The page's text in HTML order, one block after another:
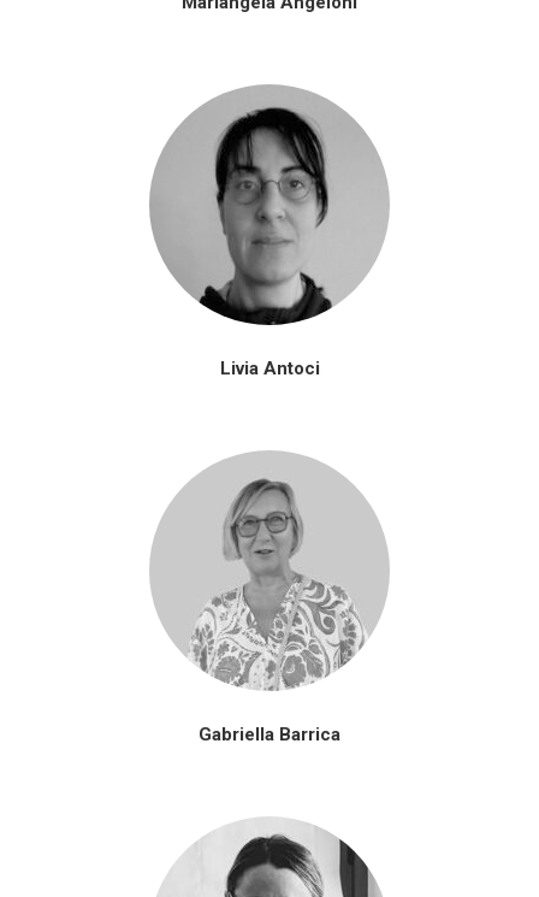
Livia Antoci
Gabriella Barrica